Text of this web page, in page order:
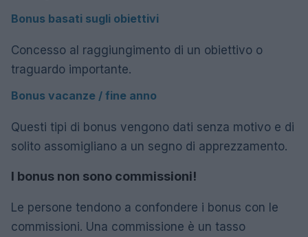
Bonus basati sugli obiettivi
Concesso al raggiungimento di un obiettivo o
traguardo importante.
Bonus vacanze / fine anno
Questi tipi di bonus vengono dati senza motivo e di
solito assomigliano a un segno di apprezzamento.
I bonus non sono commissioni!
Le persone tendono a confondere i bonus con le
commissioni. Una commissione è un tasso